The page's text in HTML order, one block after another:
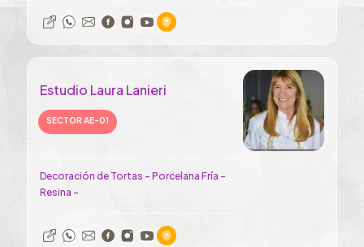
Estudio Laura Lanieri
SECTOR AE-01
Decoración de Tortas - Porcelana Fría -
Resina -